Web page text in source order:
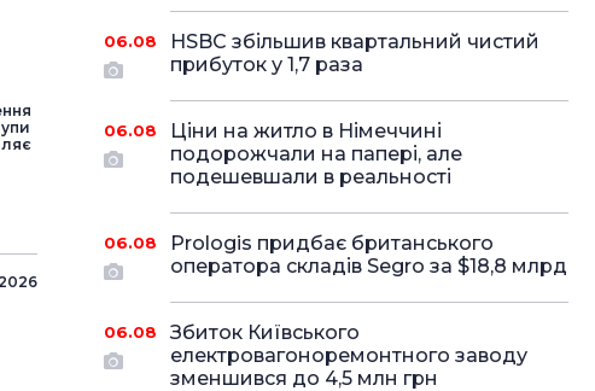
06.08
HSBC збільшив квартальний чистий
прибуток у 1,7 раза
06.08
Ціни на житло в Німеччині
подорожчали на папері, але
подешевшали в реальності
06.08
Prologis придбає британського
оператора складів Segro за $18,8 млрд
06.08
Збиток Київського
електровагоноремонтного заводу
зменшився до 4,5 млн грн